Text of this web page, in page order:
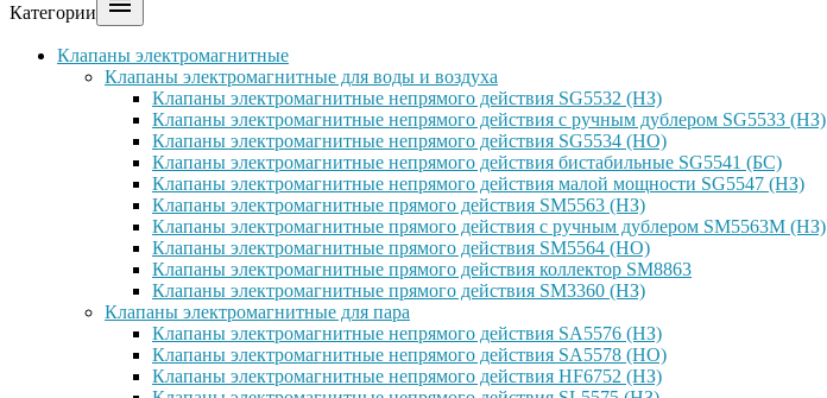
Категории
Клапаны электромагнитные
Клапаны электромагнитные для воды и воздуха
Клапаны электромагнитные непрямого действия SG5532 (НЗ)
Клапаны электромагнитные непрямого действия с ручным дублером SG5533 (НЗ)
Клапаны электромагнитные непрямого действия SG5534 (НО)
Клапаны электромагнитные непрямого действия бистабильные SG5541 (БС)
Клапаны электромагнитные непрямого действия малой мощности SG5547 (НЗ)
Клапаны электромагнитные прямого действия SM5563 (НЗ)
Клапаны электромагнитные прямого действия с ручным дублером SM5563M (НЗ)
Клапаны электромагнитные прямого действия SM5564 (НО)
Клапаны электромагнитные прямого дейcтвия коллектор SM8863
Клапаны электромагнитные прямого действия SM3360 (НЗ)
Клапаны электромагнитные для пара
Клапаны электромагнитные непрямого действия SA5576 (НЗ)
Клапаны электромагнитные непрямого действия SA5578 (НО)
Клапаны электромагнитные непрямого действия HF6752 (НЗ)